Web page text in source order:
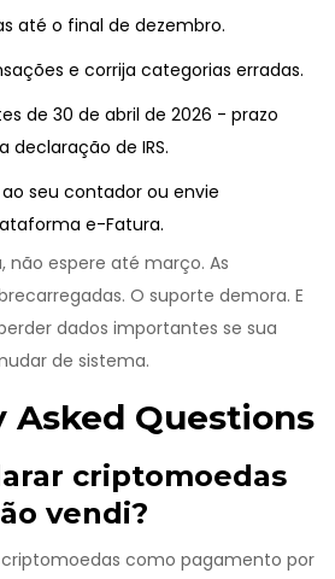
até o final de dezembro.
e corrija categorias erradas.
de 30 de abril de 2026 - prazo
declaração de IRS.
seu contador ou envie
e-Fatura.
não espere até março. As
O suporte demora. E
dados importantes se sua
de sistema.
Asked Questions
criptomoedas
vendi?
criptomoedas como pagamento por